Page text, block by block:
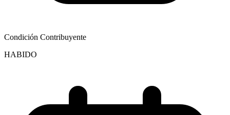
Condición Contribuyente
HABIDO